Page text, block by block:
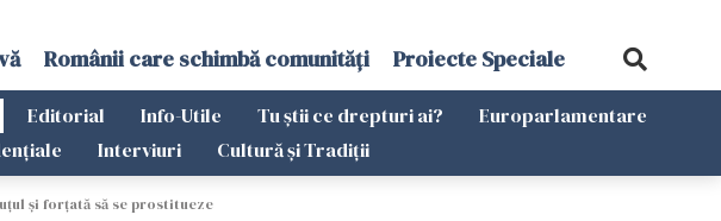
Românii care schimbă comunități Proiecte Speciale
Editorial Info-Utile Tu știi ce drepturi ai?
Europarlamentare
Interviuri Cultură și Tradiții
și forțată să se prostitueze